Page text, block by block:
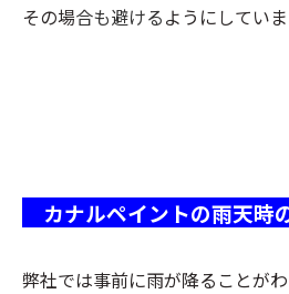
その場合も避けるようにしてい
カナルペイントの雨天時
弊社では事前に雨が降ることが